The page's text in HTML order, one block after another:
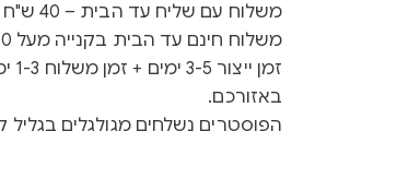
משלוח עם שליח עד הבית – 40 ש"ח
משלוח חינם עד הבית בקנייה מעל 500 ש״ח
באזורכם.
הפוסטרים נשלחים מגולגלים בגליל